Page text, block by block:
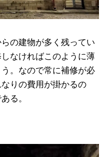
の建物が多く残ってい
なければこのように薄
。なので常に補修が必
りの費用が掛かるの
る。